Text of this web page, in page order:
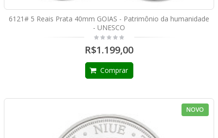
6121# 5 Reais Prata 40mm GOIAS - Patrimônio da humanidade
- UNESCO
R$1.199,00
Comprar
NOVO